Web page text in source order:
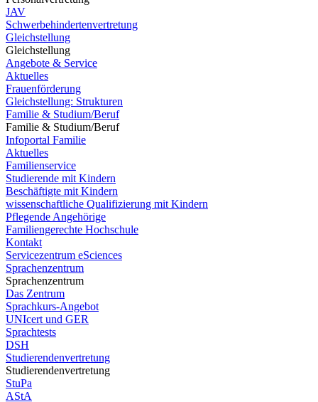
JAV
Schwerbehindertenvertretung
Gleichstellung
Gleichstellung
Angebote & Service
Aktuelles
Frauenförderung
Gleichstellung: Strukturen
Familie & Studium/Beruf
Familie & Studium/Beruf
Infoportal Familie
Aktuelles
Familienservice
Studierende mit Kindern
Beschäftigte mit Kindern
wissenschaftliche Qualifizierung mit Kindern
Pflegende Angehörige
Familiengerechte Hochschule
Kontakt
Servicezentrum eSciences
Sprachenzentrum
Sprachenzentrum
Das Zentrum
Sprachkurs-Angebot
UNIcert und GER
Sprachtests
DSH
Studierendenvertretung
Studierendenvertretung
StuPa
AStA